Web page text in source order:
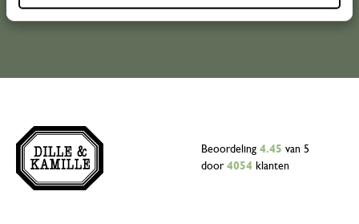
Beoordeling 4.45 van 5
door 4054 klanten